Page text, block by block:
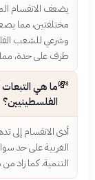
يضعف الانقسام
مختلفتين، مما
وشرعي للشعب
طرف على حدة،
💸ما هي التبعات
الفلسطينيين؟
أدى الانقسام إلى
الغربية على حد
التنمية. كما زاد